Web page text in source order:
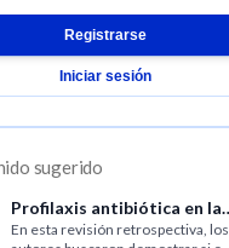
Registrarse
Iniciar sesión
sugerido
Profilaxis antibiótica en la
colocación de puertos de
En esta revisión retrospectiva, los